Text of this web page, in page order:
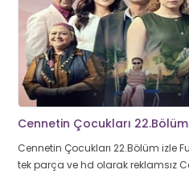
Cennetin Çocukları 22.Bölüm
Cennetin Çocukları 22.Bölüm izle
tek parça ve hd olarak reklamsız